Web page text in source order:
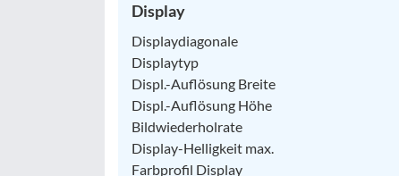
Display
Displaydiagonale
Displaytyp
Displ.-Auflösung Breite
Displ.-Auflösung Höhe
Bildwiederholrate
Display-Helligkeit max.
Farbprofil Display